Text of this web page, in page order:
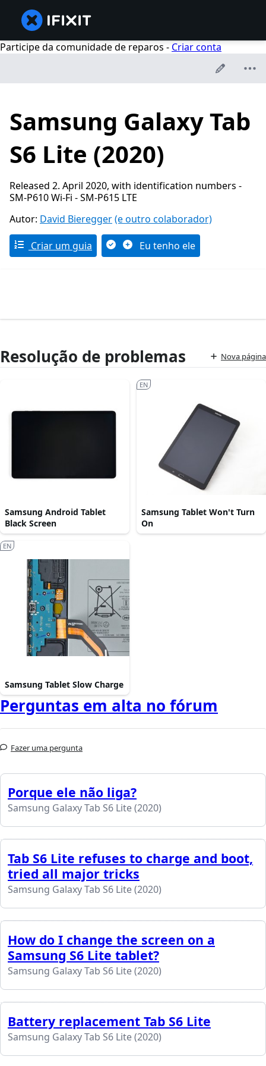
Participe da comunidade de reparos - Criar conta
Samsung Galaxy Tab
S6 Lite (2020)
Released 2. April 2020, with identification numbers -
SM-P610 Wi-Fi - SM-P615 LTE
Autor: David Bieregger(e outro colaborador)
Criar um guia Eu tenho ele
Resolução de problemas Nova página
Samsung Android Tablet
Black Screen
Samsung Tablet Won't Turn
On
EN
Samsung Tablet Slow Charge
EN
Perguntas em alta no fórum
Fazer uma pergunta
Porque ele não liga?
Samsung Galaxy Tab S6 Lite (2020)
Tab S6 Lite refuses to charge and boot,
tried all major tricks
Samsung Galaxy Tab S6 Lite (2020)
How do I change the screen on a
Samsung S6 Lite tablet?
Samsung Galaxy Tab S6 Lite (2020)
Battery replacement Tab S6 Lite
Samsung Galaxy Tab S6 Lite (2020)